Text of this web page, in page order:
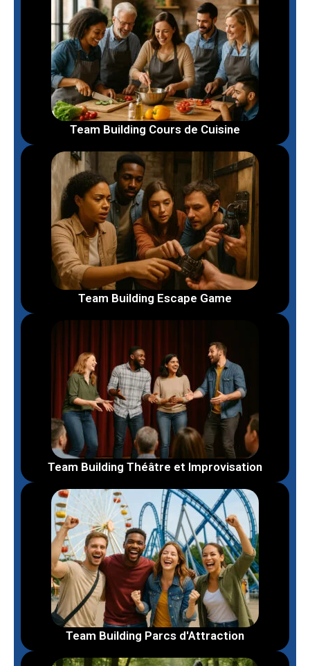
Team Building Cours de Cuisine
Team Building Escape Game
Team Building Théâtre et Improvisation
Team Building Parcs d'Attraction